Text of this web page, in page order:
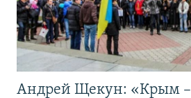
Андрей Щекун: «Крым –